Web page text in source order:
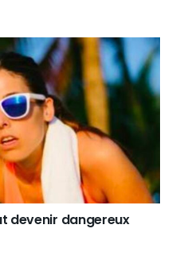
devenir dangereux